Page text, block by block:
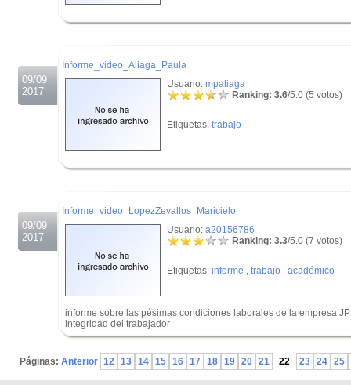
09/09
2017
Informe_video_Aliaga_Paula
Usuario: mpaliaga
Ranking: 3.6/5.0 (5 votos)
Etiquetas: trabajo
09/09
2017
Informe_video_LopezZevallos_Maricielo
Usuario: a20156786
Ranking: 3.3/5.0 (7 votos)
Etiquetas: informe , trabajo , académico
informe sobre las pésimas condiciones laborales de la empresa
integridad del trabajador
Páginas: Anterior 12 13 14 15 16 17 18 19 20 21 22 23 24 25